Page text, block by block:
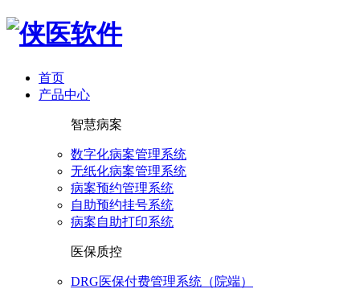
首页
产品中心
智慧病案
数字化病案管理系统
无纸化病案管理系统
病案预约管理系统
自助预约挂号系统
病案自助打印系统
医保质控
DRG医保付费管理系统（院端）